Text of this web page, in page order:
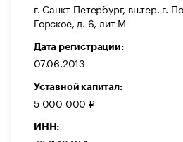
г. Санкт-Петербург, вн.тер. г.
Горское, д. 6, лит М
Дата регистрации:
07.06.2013
Уставной капитал:
5 000 000 ₽
ИНН: